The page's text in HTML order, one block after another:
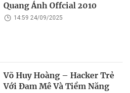
Quang Ánh Offcial 2010
14:59 24/09/2025
Võ Huy Hoàng – Hacker Trẻ
Với Đam Mê Và Tiềm Năng